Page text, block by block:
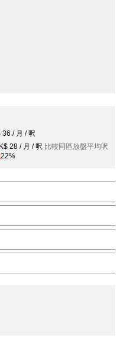
36 / 月 / 呎
28 / 月 / 呎 比較同區放盤平均呎
22%